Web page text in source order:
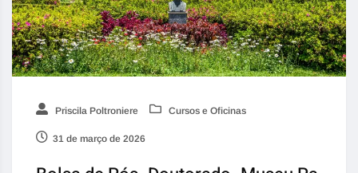
Priscila Poltroniere Cursos e Oficinas
31 de março de 2026